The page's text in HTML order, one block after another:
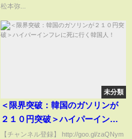
松本弥...
未分類
＜限界突破：韓国のガソリンが
２１０円突破＞ハイパーインフ
レに死に行く韓国人！
【チャンネル登録】 http://goo.gl/zaQNym